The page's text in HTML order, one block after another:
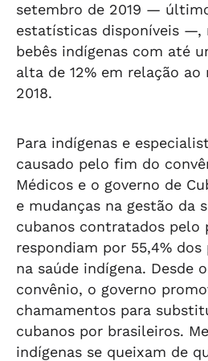
setembro de 2019 —
estatísticas disponíveis —,
bebês indígenas com até
alta de 12% em relação
2018.
Para indígenas e
causado pelo fim do
Médicos e o governo de
e mudanças na gestão da
cubanos contratados pelo
respondiam por 55,4%
na saúde indígena. Desde
convênio, o governo
chamamentos para
cubanos por brasileiros.
indígenas se queixam de